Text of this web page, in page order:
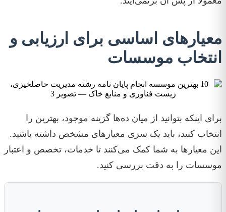
معیارهای اساسی برای ارزیابی و
انتخاب موسسات
برای اینکه بتوانید از میان ده‌ها گزینه موجود، بهترین را
انتخاب کنید، باید یک سری معیارهای مشخص داشته باشید.
این معیارها به شما کمک می‌کنند تا خدمات، تخصص و اعتبار
موسسات را به دقت بررسی کنید.